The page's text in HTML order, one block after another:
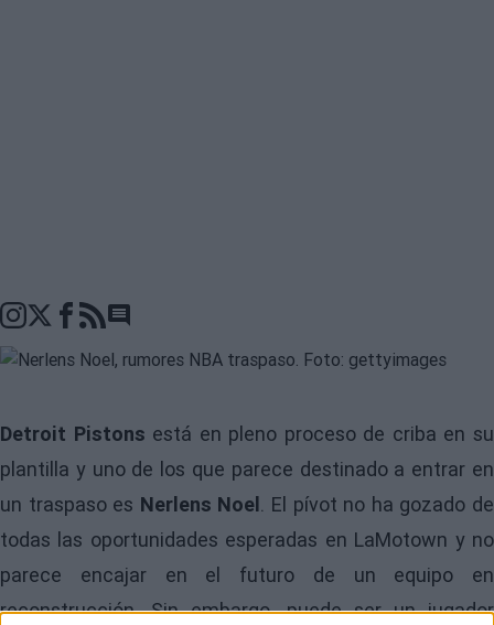
Go to comments seciton
Detroit Pistons está en pleno proceso de criba en su
plantilla y uno de los que parece destinado a entrar en
un traspaso es Nerlens Noel. El pívot no ha gozado de
todas las oportunidades esperadas en LaMotown y no
parece encajar en el futuro de un equipo en
reconstrucción. Sin embargo, puede ser un jugador